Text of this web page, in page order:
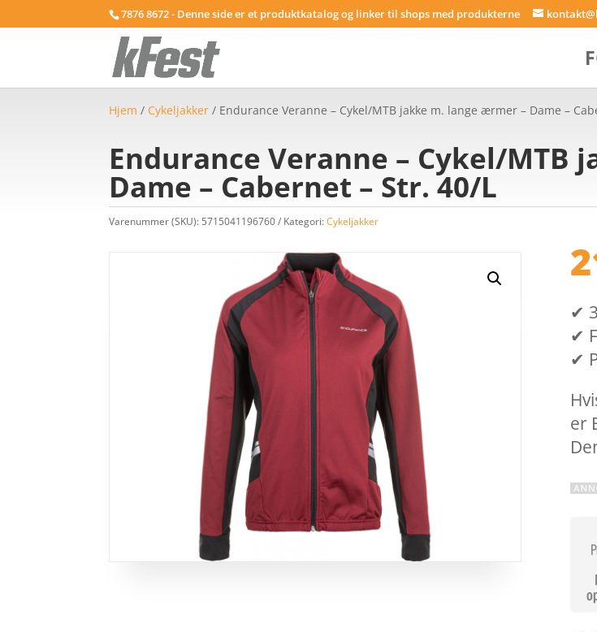
7876 8672 - Denne side er et produktkatalog og linker til shops med produkterne
Hjem / Cykeljakker / Endurance Veranne – Cykel/MTB jakke m. lange ærmer – Dame –
Endurance Veranne – Cykel/MTB
Dame – Cabernet – Str. 40/L
Varenummer (SKU): 5715041196760 Kategori:Cykeljakker
✔
✔
✔
er